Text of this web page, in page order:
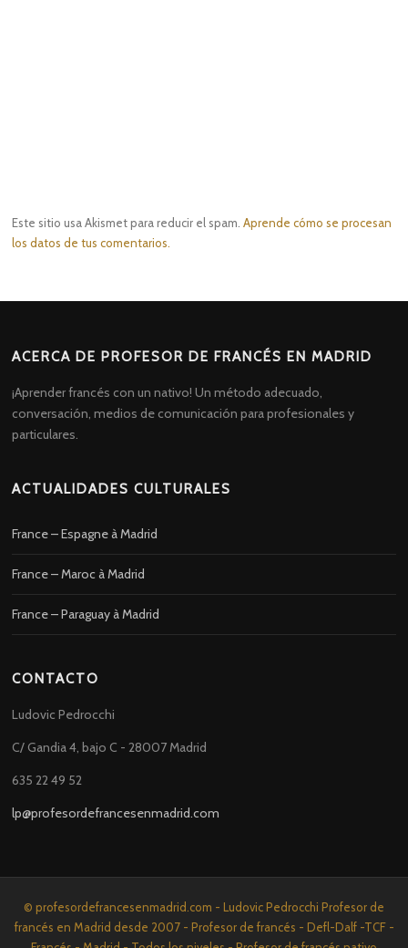
Este sitio usa Akismet para reducir el spam.Aprende cómo se procesan
los datos de tus comentarios.
ACERCA DE PROFESOR DE FRANCÉS EN MADRID
¡Aprender francés con un nativo! Un método adecuado,
conversación, medios de comunicación para profesionales y
particulares.
ACTUALIDADES CULTURALES
France – Espagne à Madrid
France – Maroc à Madrid
France – Paraguay à Madrid
CONTACTO
Ludovic Pedrocchi
C/ Gandia 4, bajo C - 28007 Madrid
635 22 49 52
lp@profesordefrancesenmadrid.com
© profesordefrancesenmadrid.com - Ludovic Pedrocchi Profesor de
francés en Madrid desde 2007 - Profesor de francés - Defl-Dalf -TCF -